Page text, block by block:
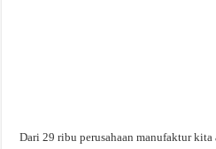
Dari 29 ribu perusahaan manufaktur kita